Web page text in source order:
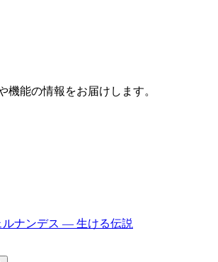
機能の情報をお届けします。
ルナンデス ― 生ける伝説